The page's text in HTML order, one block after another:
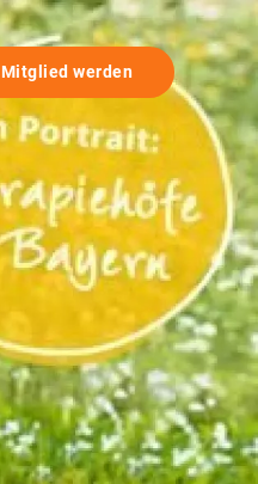
Mitglied werden